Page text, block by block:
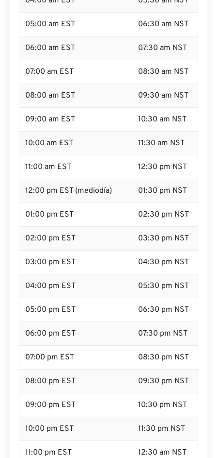
05:00 am EST 06:30 am NST
06:00 am EST 07:30 am NST
07:00 am EST 08:30 am NST
08:00 am EST 09:30 am NST
09:00 am EST 10:30 am NST
10:00 am EST 11:30 am NST
11:00 am EST 12:30 pm NST
12:00 pm EST (mediodía) 01:30 pm NST
01:00 pm EST 02:30 pm NST
02:00 pm EST 03:30 pm NST
03:00 pm EST 04:30 pm NST
04:00 pm EST 05:30 pm NST
05:00 pm EST 06:30 pm NST
06:00 pm EST 07:30 pm NST
07:00 pm EST 08:30 pm NST
08:00 pm EST 09:30 pm NST
09:00 pm EST 10:30 pm NST
10:00 pm EST 11:30 pm NST
11:00 pm EST 12:30 am NST